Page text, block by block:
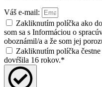
Váš e-mail:
Zakliknutím políčka ako
som sa s Informáciou o
oboznámil/a a že som jej
Zakliknutím políčka čestne
dovŕšila 16 rokov.*